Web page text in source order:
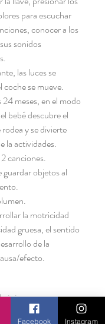
para escuchar
conocer a los
sonidos
las luces se
coche se mueve.
meses, en el modo
bebé descubre el
y se divierte
la actividades.
canciones.
guardar objetos al
la motricidad
gruesa, el sentido
de la
efecto.
TiendaFacebook Instagram